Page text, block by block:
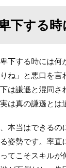
下する
下する時には
ね」と悪口を
は謙遜と混同さ
は真の謙遜とは
本当はできる
姿勢です。率直
ってこそスキル